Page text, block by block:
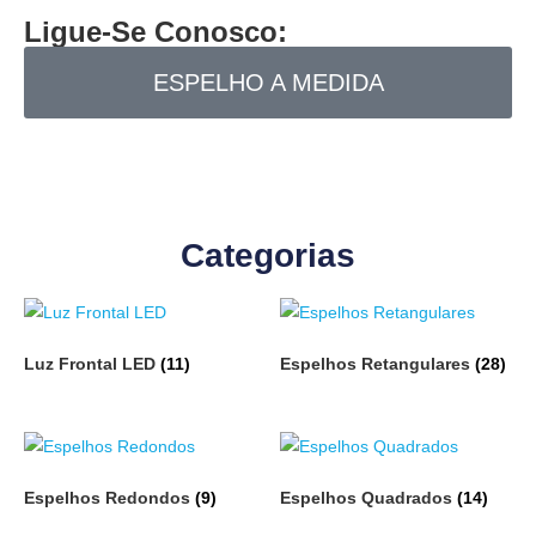
Ligue-Se Conosco:
ESPELHO A MEDIDA
Categorias
Luz Frontal LED (11) Espelhos Retangulares (28)
Espelhos Redondos (9) Espelhos Quadrados (14)